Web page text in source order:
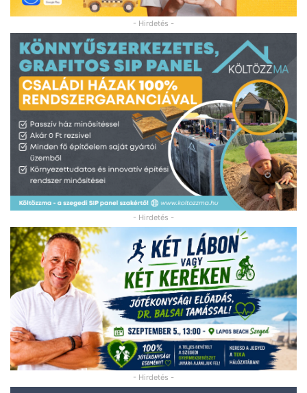
- Hirdetés -
- Hirdetés -
- Hirdetés -